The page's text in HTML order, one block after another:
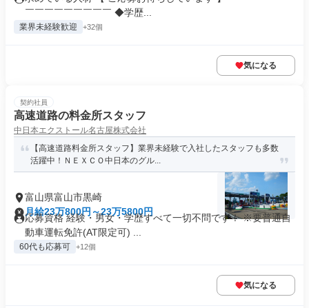
￣￣￣￣￣￣￣￣￣ ◆学歴...
業界未経験歓迎 +32個
気になる
契約社員
高速道路の料金所スタッフ
中日本エクストール名古屋株式会社
【高速道路料金所スタッフ】業界未経験で入社したスタッフも多数
活躍中！ＮＥＸＣＯ中日本のグル...
富山県富山市黒崎
月給23万800円～23万5800円
応募資格 経験・男女・学歴すべて一切不問です！ ※要普通自
動車運転免許(AT限定可) ...
60代も応募可 +12個
気になる